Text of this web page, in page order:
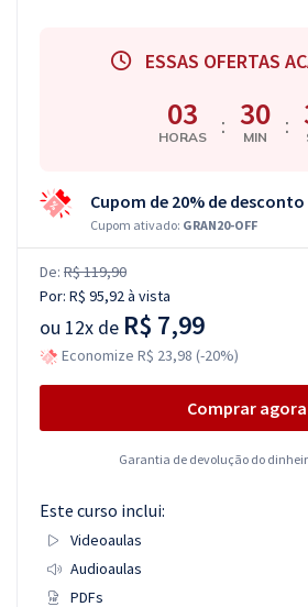
ESSAS OFERTAS
03
HORAS : 30
MIN :
Cupom de 20% de desconto
Cupom ativado: GRAN20-OFF
De: R$ 119,90
Por: R$ 95,92à vista
ou 12x de R$ 7,99
Economize R$ 23,98 (-20%)
Comprar agora
Garantia de devolução do
Este curso inclui:
Videoaulas
Audioaulas
PDFs